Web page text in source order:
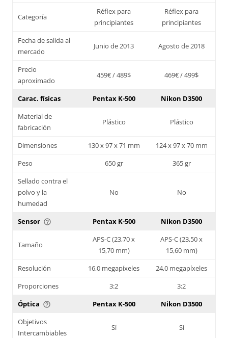
Categoría
Réflex para
principiantes
Réflex para
principiantes
Fecha de salida al
mercado
Junio de 2013 Agosto de 2018
Precio
aproximado
459€ / 489$ 469€ / 499$
Carac. físicas Pentax K-500
Nikon D3500
Material de
fabricación
Plástico Plástico
Dimensiones 130 x 97 x 71 mm
124 x 97 x 70 mm
Peso
650 gr
365 gr
Sellado contra el
polvo y la
humedad
No No
Sensor help_outline Pentax K-500 Nikon D3500
Tamaño
APS-C (23,70 x
15,70 mm)
APS-C (23,50 x
15,60 mm)
Resolución
16,0 megapíxeles
24,0 megapíxeles
Proporciones
3:2
3:2
Óptica help_outline Pentax K-500
Nikon D3500
Objetivos
Intercambiables
Sí Sí